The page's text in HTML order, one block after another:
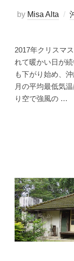
by Misa Alta
2017年クリスマ
れて暖かい日が
も下がり始め、
月の平均最低気
り空で強風の …